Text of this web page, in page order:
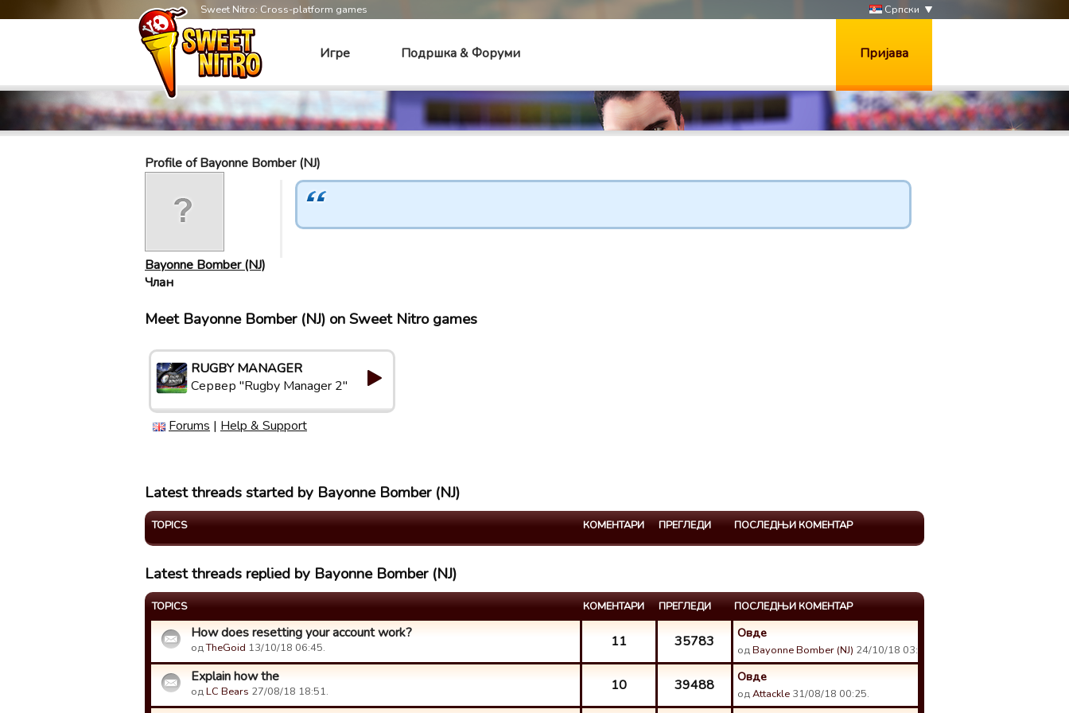
Sweet Nitro: Cross-platform games Српски
Игре Подршка & Форуми Пријава
Profile of Bayonne Bomber (NJ)
Bayonne Bomber (NJ)
Члан
Meet Bayonne Bomber (NJ) on Sweet Nitro games
RUGBY MANAGER
Сервер "Rugby Manager 2"
Forums | Help & Support
Latest threads started by Bayonne Bomber (NJ)
TOPICS КОМЕНТАРИ ПРЕГЛЕДИ ПОСЛЕДЊИ КОМЕНТАР
Latest threads replied by Bayonne Bomber (NJ)
TOPICS КОМЕНТАРИ ПРЕГЛЕДИ ПОСЛЕДЊИ КОМЕНТАР
How does resetting your account work?
одTheGoid 13/10/18 06:45. 11 35783 Овде
одBayonne Bomber (NJ) 24/10/18 03:18.
Explain how the
одLC Bears 27/08/18 18:51. 10 39488 Овде
одAttackle 31/08/18 00:25.